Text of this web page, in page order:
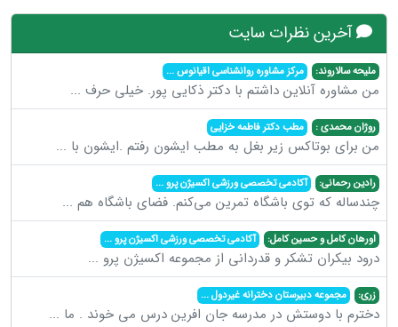
آخرین نظرات سایت
ملیحه سالاروند: مرکز مشاوره روانشناسی اقیانوس...
من مشاوره آنلاین داشتم با دکتر ذکایی پور. خیلی حرف ...
روژان محمدی : مطب دکتر فاطمه خزایی
من برای بوتاکس زیر بغل به مطب ایشون رفتم .ایشون با ...
رادین رحمانی: آکادمی تخصصی ورزشی اکسیژن پرو...
چندساله که توی باشگاه تمرین می‌کنم. فضای باشگاه هم ...
اورهان کامل و حسین کامل: آکادمی تخصصی ورزشی اکسیژن پرو...
درود بیکران تشکر و قدردانی از مجموعه اکسیژن پرو ...
زری: مجموعه دبیرستان دخترانه غیردول...
دخترم با دوستش در مدرسه جان افرین درس می خوند . ما ...